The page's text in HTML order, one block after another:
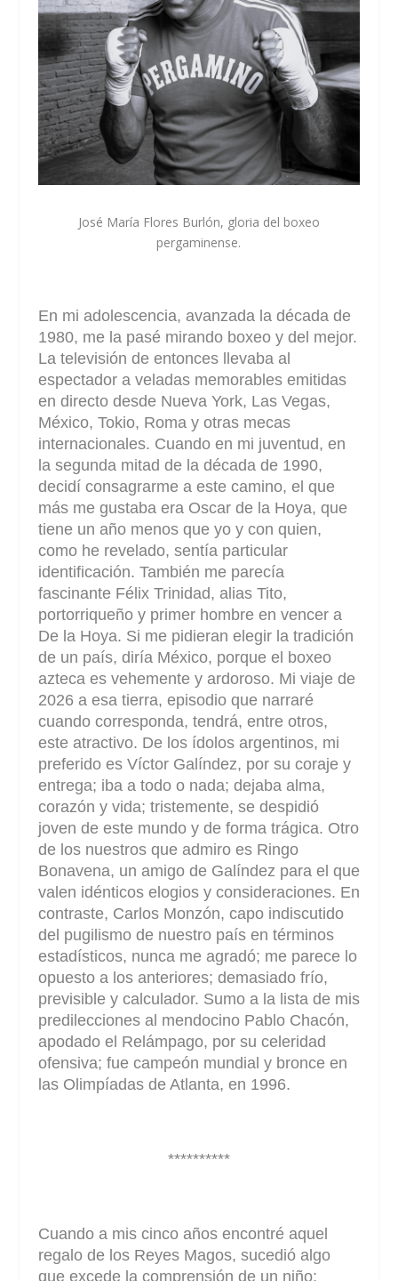
José María Flores Burlón, gloria del boxeo
pergaminense.
En mi adolescencia, avanzada la década de
1980, me la pasé mirando boxeo y del mejor.
La televisión de entonces llevaba al
espectador a veladas memorables emitidas
en directo desde Nueva York, Las Vegas,
México, Tokio, Roma y otras mecas
internacionales. Cuando en mi juventud, en
la segunda mitad de la década de 1990,
decidí consagrarme a este camino, el que
más me gustaba era Oscar de la Hoya, que
tiene un año menos que yo y con quien,
como he revelado, sentía particular
identificación. También me parecía
fascinante Félix Trinidad, alias Tito,
portorriqueño y primer hombre en vencer a
De la Hoya. Si me pidieran elegir la tradición
de un país, diría México, porque el boxeo
azteca es vehemente y ardoroso. Mi viaje de
2026 a esa tierra, episodio que narraré
cuando corresponda, tendrá, entre otros,
este atractivo. De los ídolos argentinos, mi
preferido es Víctor Galíndez, por su coraje y
entrega; iba a todo o nada; dejaba alma,
corazón y vida; tristemente, se despidió
joven de este mundo y de forma trágica. Otro
de los nuestros que admiro es Ringo
Bonavena, un amigo de Galíndez para el que
valen idénticos elogios y consideraciones. En
contraste, Carlos Monzón, capo indiscutido
del pugilismo de nuestro país en términos
estadísticos, nunca me agradó; me parece lo
opuesto a los anteriores; demasiado frío,
previsible y calculador. Sumo a la lista de mis
predilecciones al mendocino Pablo Chacón,
apodado el Relámpago, por su celeridad
ofensiva; fue campeón mundial y bronce en
las Olimpíadas de Atlanta, en 1996.
**********
Cuando a mis cinco años encontré aquel
regalo de los Reyes Magos, sucedió algo
que excede la comprensión de un niño;